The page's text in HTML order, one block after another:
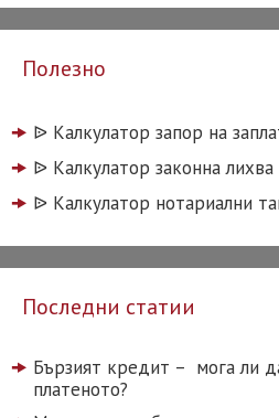
Полезно
ᐉ️ Калкулатор запор на
ᐉ️ Калкулатор законна
ᐉ️ Калкулатор нотариални
Последни статии
Бързият кредит – мога ли
платеното?